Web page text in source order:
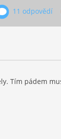
11 odpovědí
Tím pádem